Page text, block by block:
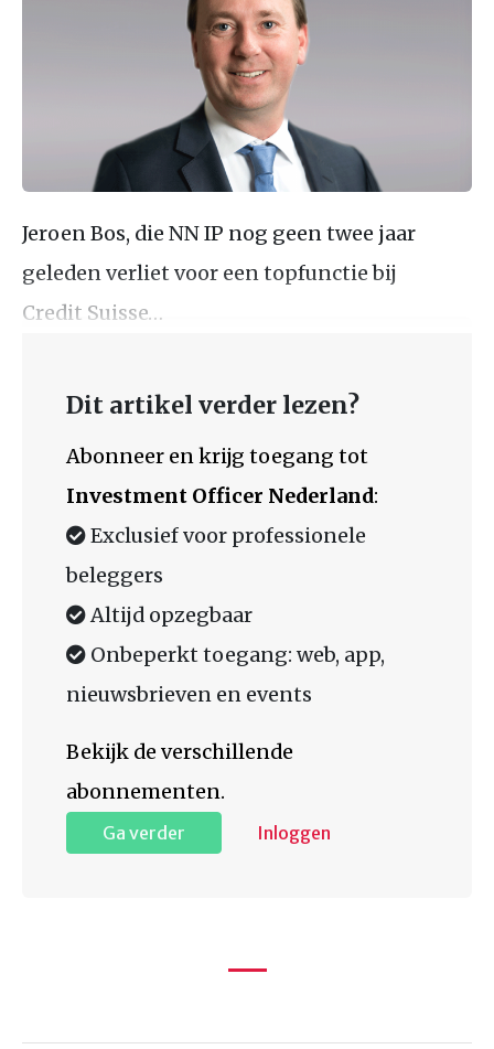
Jeroen Bos, die NN IP nog geen twee jaar
geleden verliet voor een topfunctie bij
Credit Suisse…
Dit artikel verder lezen?
Abonneer en krijg toegang tot
Investment Officer Nederland:
Exclusief voor professionele
beleggers
Altijd opzegbaar
Onbeperkt toegang: web, app,
nieuwsbrieven en events
Bekijk de verschillende
abonnementen.
Ga verder Inloggen